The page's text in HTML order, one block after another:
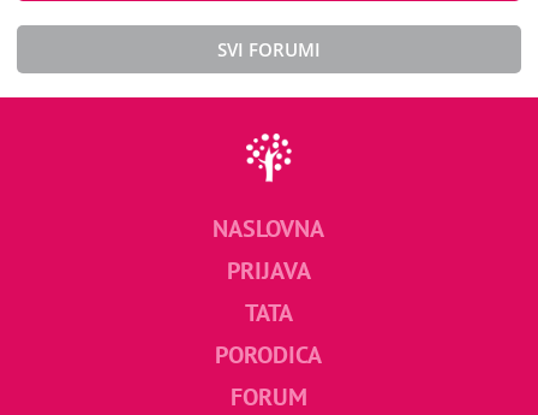
SVI FORUMI
NASLOVNA
PRIJAVA
TATA
PORODICA
FORUM